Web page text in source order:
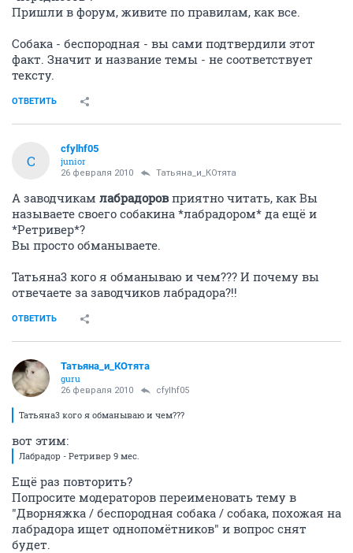
Пришли в форум, живите по правилам, как все.
Собака - беспородная - вы сами подтвердили этот
факт. Значит и название темы - не соответствует
тексту.
ОТВЕТИТЬ
C
cfylhf05
junior
26 февраля 2010 Татьяна_и_КОтята
А заводчикам лабрадоровприятно читать, как Вы
называете своего собакина *лабрадором* да ещё и
*Ретривер*?
Вы просто обманываете.
Татьяна3 кого я обманываю и чем??? И почему вы
отвечаете за заводчиков лабрадора?!!
ОТВЕТИТЬ
Татьяна_и_КОтята
guru
26 февраля 2010 cfylhf05
Татьяна3 кого я обманываю и чем???
вот этим:
Лабрадор - Ретривер 9 мес.
Ещё раз повторить?
Попросите модераторов переименовать тему в
"Дворняжка / беспородная собака / собака, похожая на
лабрадора ищет однопомётников" и вопрос снят
будет.